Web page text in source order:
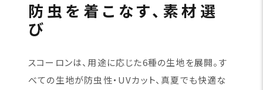
防虫を着こなす、素材選
び
スコーロンは、用途に応じた6種の生地を展開。す
べての生地が防虫性・UVカット、真夏でも快適な